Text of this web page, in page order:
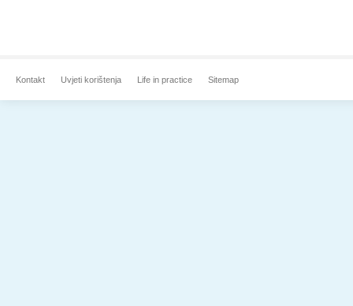
Kontakt Uvjeti korištenja Life in practice Sitemap